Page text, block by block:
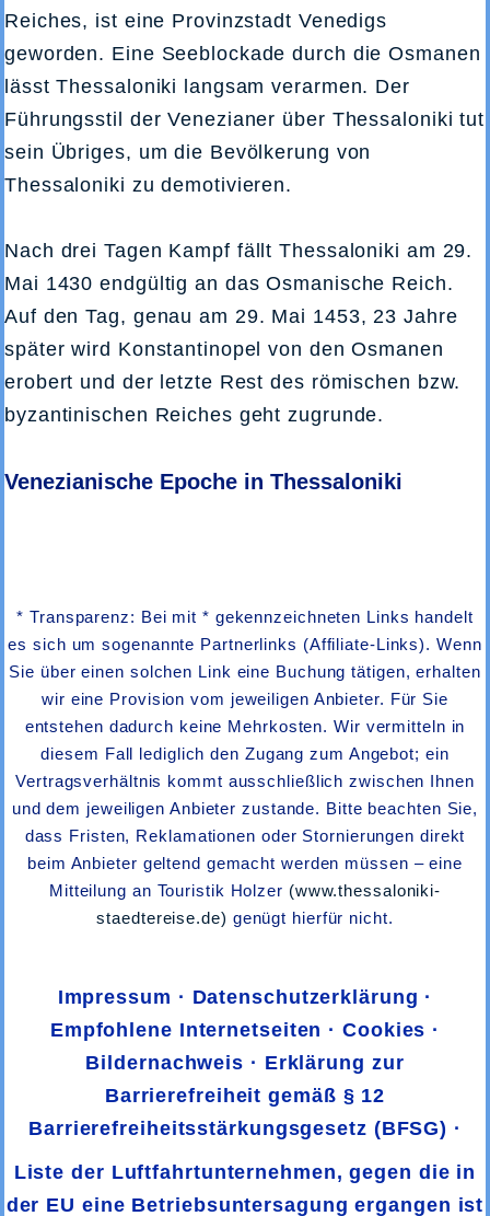
Reiches, ist eine Provinzstadt Venedigs
geworden. Eine Seeblockade durch die Osmanen
lässt Thessaloniki langsam verarmen. Der
Führungsstil der Venezianer über Thessaloniki tut
sein Übriges, um die Bevölkerung von
Thessaloniki zu demotivieren.
Nach drei Tagen Kampf fällt Thessaloniki am 29.
Mai 1430 endgültig an das Osmanische Reich.
Auf den Tag, genau am 29. Mai 1453, 23 Jahre
später wird Konstantinopel von den Osmanen
erobert und der letzte Rest des römischen bzw.
byzantinischen Reiches geht zugrunde.
Venezianische Epoche in Thessaloniki
* Transparenz: Bei mit * gekennzeichneten Links handelt
es sich um sogenannte Partnerlinks (Affiliate-Links). Wenn
Sie über einen solchen Link eine Buchung tätigen, erhalten
wir eine Provision vom jeweiligen Anbieter. Für Sie
entstehen dadurch keine Mehrkosten. Wir vermitteln in
diesem Fall lediglich den Zugang zum Angebot; ein
Vertragsverhältnis kommt ausschließlich zwischen Ihnen
und dem jeweiligen Anbieter zustande. Bitte beachten Sie,
dass Fristen, Reklamationen oder Stornierungen direkt
beim Anbieter geltend gemacht werden müssen – eine
Mitteilung an Touristik Holzer (www.thessaloniki-
staedtereise.de) genügt hierfür nicht.
Impressum · Datenschutzerklärung ·
Empfohlene Internetseiten ·Cookies ·
Bildernachweis · Erklärung zur
Barrierefreiheit gemäß § 12
Barrierefreiheitsstärkungsgesetz (BFSG) ·
Liste der Luftfahrtunternehmen, gegen die in
der EU eine Betriebsuntersagung ergangen ist